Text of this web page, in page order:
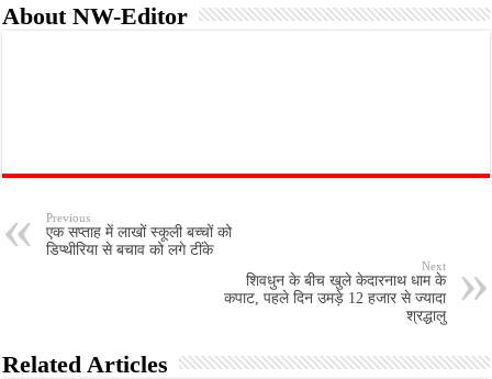
About NW-Editor
Previous
एक सप्ताह में लाखों स्कूली बच्चों को
डिप्थीरिया से बचाव को लगे टींके
Next
शिवधुन के बीच खुले केदारनाथ धाम के
कपाट, पहले दिन उमड़े 12 हजार से ज्यादा
श्रद्धालु
Related Articles